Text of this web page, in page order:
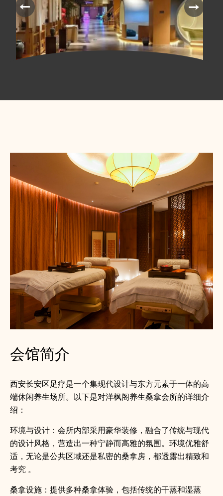
会馆简介
西安长安区足疗是一个集现代设计与东方元素于一体的高
端休闲养生场所。以下是对洋枫阁养生桑拿会所的详细介
绍：
环境与设计：会所内部采用豪华装修，融合了传统与现代
的设计风格，营造出一种宁静而高雅的氛围。环境优雅舒
适，无论是公共区域还是私密的桑拿房，都透露出精致和
考究 。
桑拿设施：提供多种桑拿体验，包括传统的干蒸和湿蒸